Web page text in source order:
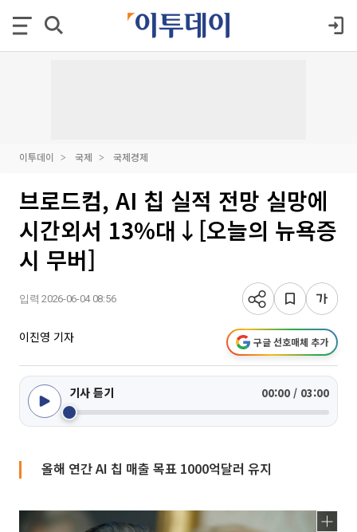
이투데이 국제 국제경제
브로드컴, AI 칩 실적 전망 실망에
시간외서 13%대↓[오늘의 뉴욕증
시 무버]
입력 2026-06-04 08:56
이진영 기자 구글 선호매체 추가
기사 듣기 00:00 / 03:00
올해 연간 AI 칩 매출 목표 1000억달러 유지